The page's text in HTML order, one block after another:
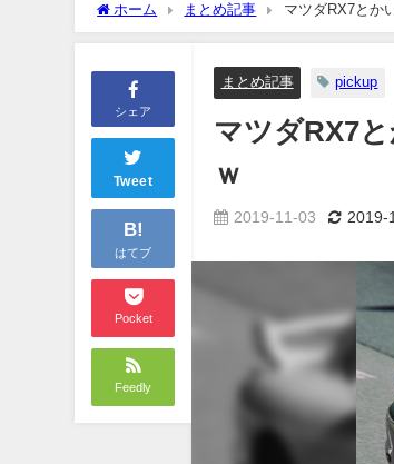
ホーム まとめ記事 マツダRX7とか
シェア
Tweet
B!
はてブ
Pocket
Feedly
まとめ記事 pickup
マツダRX7
ｗ
2019-11-03 2019-